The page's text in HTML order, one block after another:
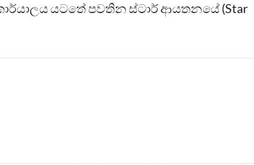
යටතේ පවතින ස්ටාර් ආයතනයේ (Star